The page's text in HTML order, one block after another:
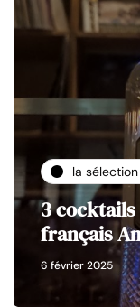
la
3 cocktails
français
6 février 2025